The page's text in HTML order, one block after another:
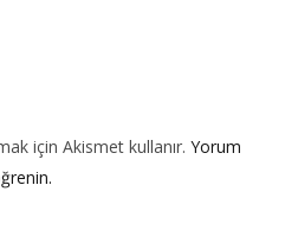
için Akismet kullanır. Yorum